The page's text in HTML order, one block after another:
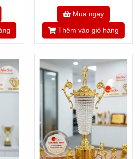
Mua ngay
Thêm vào giỏ hàng